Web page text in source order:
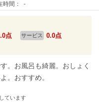
時間： -
点 サービス 0.0点
。お風呂も綺麗。おしょく
。おすすめ。
ています